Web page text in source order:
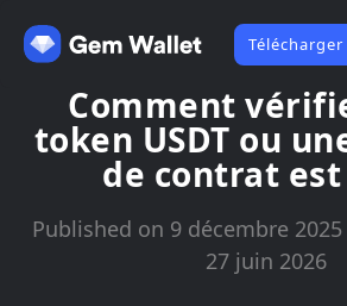
Comment
token USDT ou
de contrat est
Published on 9 décembre
27 juin 2026